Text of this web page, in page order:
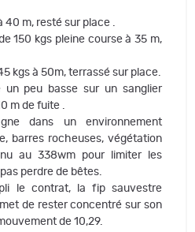
40 m, resté sur place .
150 kgs pleine course à 35 m,
kgs à 50m, terrassé sur place.
un peu basse sur un sanglier
m de fuite .
dans un environnement
barres rocheuses, végétation
au 338wm pour limiter les
perdre de bêtes.
le contrat, la fip sauvestre
de rester concentré sur son
de 10,29.